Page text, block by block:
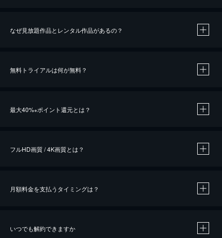
なぜ見放題作品とレンタル作品があるの？
無料トライアルは何が無料？
最大40%※ポイント還元とは？
※40％ポイント還元の対象は、クレジットカード決済による作品の購入 / レンタルです。
フルHD画質 / 4K画質とは？
月額料金を支払うタイミングは？
いつでも解約できますか